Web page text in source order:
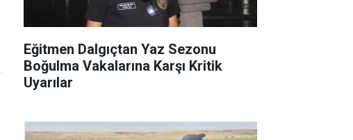
Eğitmen Dalgıçtan Yaz Sezonu
Boğulma Vakalarına Karşı Kritik
Uyarılar